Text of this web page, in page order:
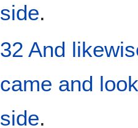
side.
32 And
came and
side.